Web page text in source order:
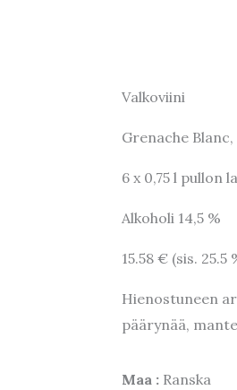
Valkoviini
Grenache
6 x 0,75 l pullon
Alkoholi 14,5 %
15.58 € (sis. 25.5
Hienostuneen
päärynää,
Maa : Ranska